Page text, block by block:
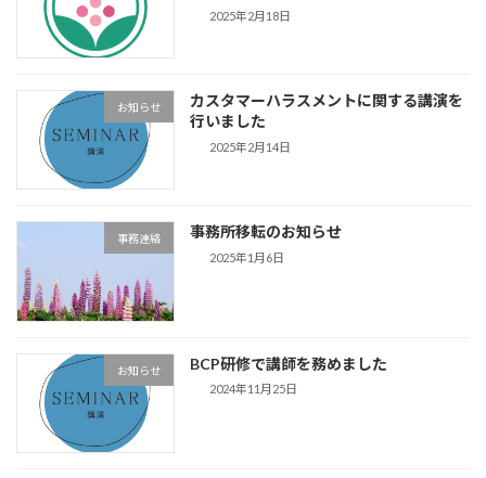
2025年2月18日
お知らせ
カスタマーハラスメントに関する講演を
行いました
2025年2月14日
事務連絡 事務所移転のお知らせ
2025年1月6日
お知らせ BCP研修で講師を務めました
2024年11月25日